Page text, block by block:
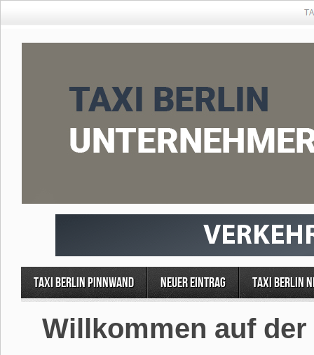
Taxi Berlin Pinnwand Neuer Eintrag Taxi Berlin
Willkommen auf